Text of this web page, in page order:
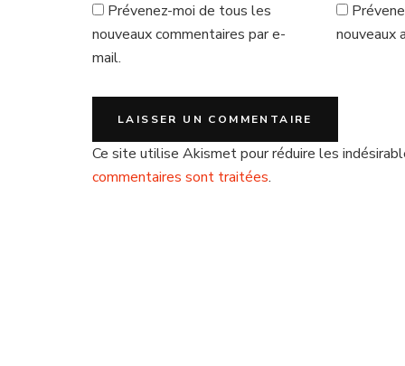
Prévenez-moi de tous les
nouveaux commentaires par e-
mail.
nouveaux
Ce site utilise Akismet pour réduire les
commentaires sont traitées.